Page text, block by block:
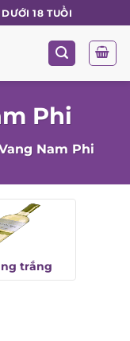
18 TUỔI
Phi
Nam Phi
trắng